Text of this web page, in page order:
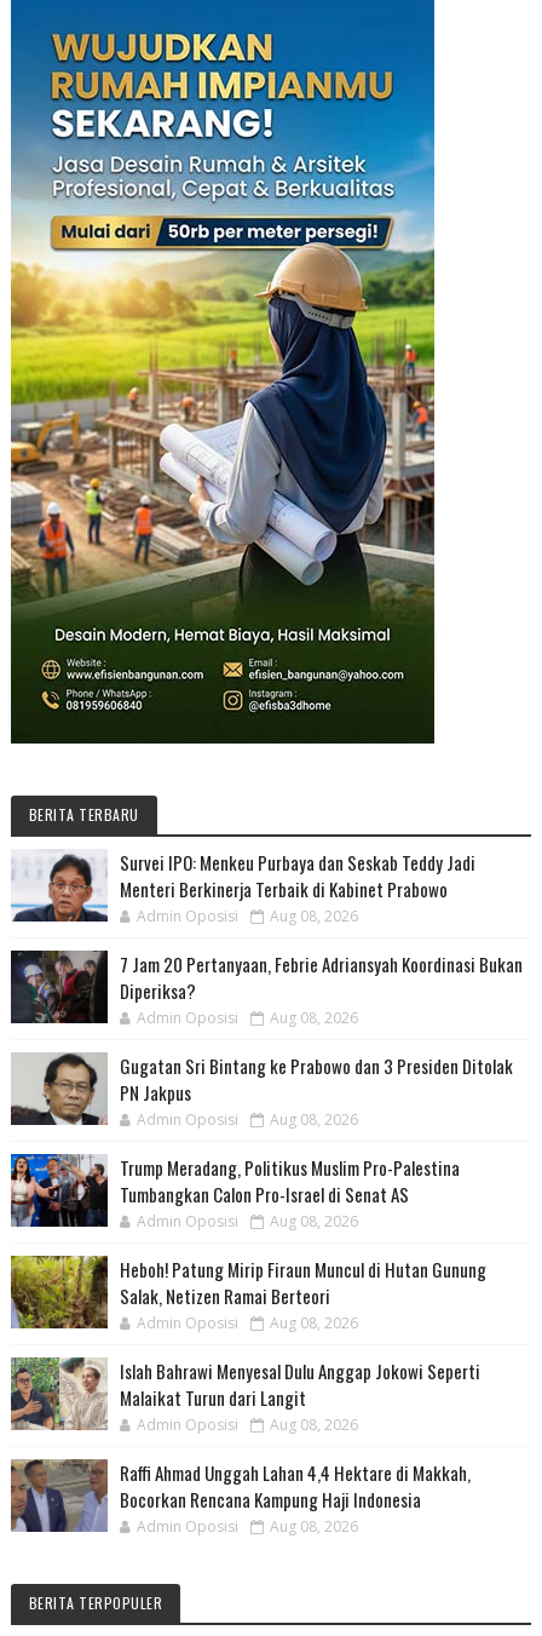
BERITA TERBARU
Survei IPO: Menkeu Purbaya dan Seskab Teddy Jadi
Menteri Berkinerja Terbaik di Kabinet Prabowo
Admin Oposisi Aug 08, 2026
7 Jam 20 Pertanyaan, Febrie Adriansyah Koordinasi Bukan
Diperiksa?
Admin Oposisi Aug 08, 2026
Gugatan Sri Bintang ke Prabowo dan 3 Presiden Ditolak
PN Jakpus
Admin Oposisi Aug 08, 2026
Trump Meradang, Politikus Muslim Pro-Palestina
Tumbangkan Calon Pro-Israel di Senat AS
Admin Oposisi Aug 08, 2026
Heboh! Patung Mirip Firaun Muncul di Hutan Gunung
Salak, Netizen Ramai Berteori
Admin Oposisi Aug 08, 2026
Islah Bahrawi Menyesal Dulu Anggap Jokowi Seperti
Malaikat Turun dari Langit
Admin Oposisi Aug 08, 2026
Raffi Ahmad Unggah Lahan 4,4 Hektare di Makkah,
Bocorkan Rencana Kampung Haji Indonesia
Admin Oposisi Aug 08, 2026
BERITA TERPOPULER